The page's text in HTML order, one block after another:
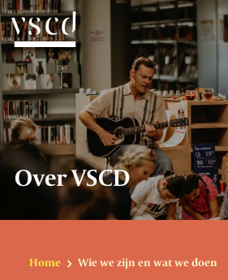
Over VSCD
Belangenbehartiging
Werkgeverszaken
Promotie
Over VSCD
Home Wie we zijn en wat we doen